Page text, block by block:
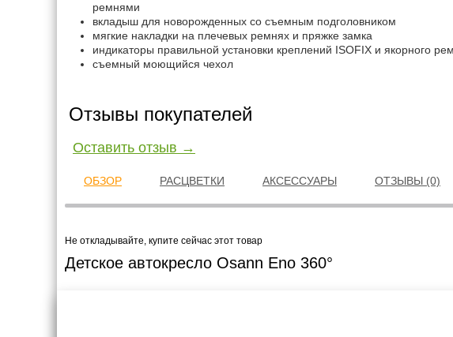
ремнями
вкладыш для новорожденных со съемным подголовником
мягкие накладки на плечевых ремнях и пряжке замка
индикаторы правильной установки креплений ISOFIX и якорного
съемный моющийся чехол
Отзывы покупателей
Оставить отзыв →
ОБЗОР РАСЦВЕТКИ АКСЕССУАРЫ ОТЗЫВЫ (0)
Не откладывайте, купите сейчас этот товар
Детское автокресло Osann Eno 360°